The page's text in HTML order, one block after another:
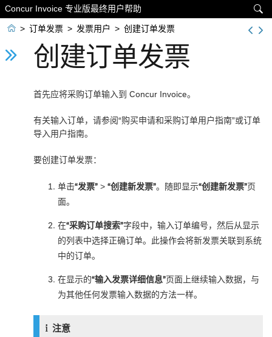

Concur Invoice 专业版最终用户帮助
 > 订单发票 > 发票用户 > 创建订单发票
创建订单发票
首先应将采购订单输入到 Concur Invoice。
有关输入订单，请参阅“购买申请和采购订单用户指南”或订单
导入用户指南。
要创建订单发票：
单击“发票” > “创建新发票”。随即显示“创建新发票”页
面。
在“采购订单搜索”字段中，输入订单编号，然后从显示
的列表中选择正确订单。此操作会将新发票关联到系统
中的订单。
在显示的“输入发票详细信息”页面上继续输入数据，与
为其他任何发票输入数据的方法一样。
注意